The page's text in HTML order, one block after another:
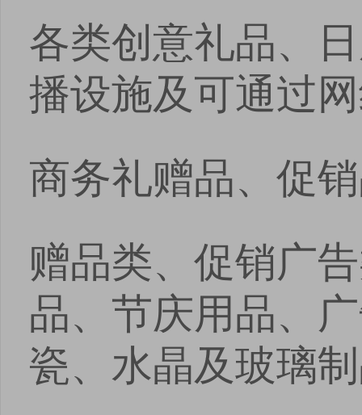
各类创意礼品、
播设施及可通过
商务礼赠品、促
赠品类、促销广
品、节庆用品、
瓷、水晶及玻璃